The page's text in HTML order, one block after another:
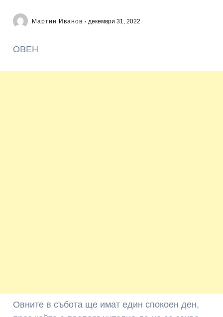
Мартин Иванов декември 31, 2022
ОВЕН
Ов­ни­те в съ­бо­та ще имат един спо­коен ден,